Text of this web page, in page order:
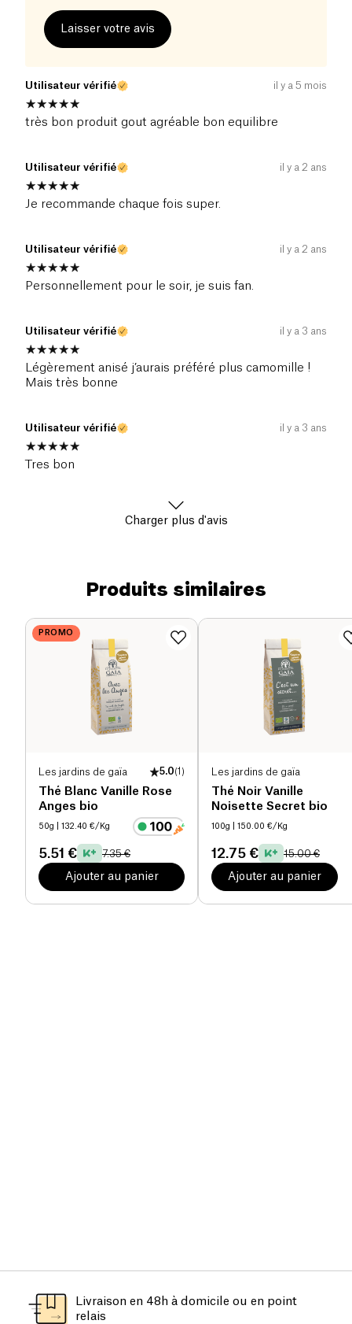
Laisser votre avis
Utilisateur vérifié il y a 5 mois
très bon produit gout agréable bon equilibre
Utilisateur vérifié il y a 2 ans
Je recommande chaque fois super.
Utilisateur vérifié il y a 2 ans
Personnellement pour le soir, je suis fan.
Utilisateur vérifié il y a 3 ans
Légèrement anisé j’aurais préféré plus camomille !
Mais très bonne
Utilisateur vérifié il y a 3 ans
Tres bon
Charger plus d'avis
Produits similaires
PROMO
Les jardins de gaïa 5.0(1 )
Thé Blanc Vanille Rose
Anges bio
50g | 132.40 €/Kg
5.51 € 7.35 €
Ajouter au panier
Les jardins de gaïa
Thé Noir Vanille
Noisette Secret bio
100g | 150.00 €/Kg
12.75 € 15.00 €
Ajouter au panier
Livraison en 48h à domicile ou en point
relais